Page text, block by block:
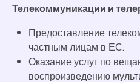
Телекоммуникации и
Предоставление
частным лицам в ЕС.
Оказание услуг по
воспроизведению